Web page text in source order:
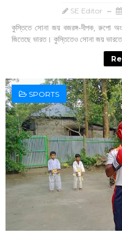
SE Editor
কুস্তিতে সোনা জয় বজরঙ্গ-দীপক, রুপো
জিতেছে ভারত। কুস্তিতেও সোনা জয়
SPORTS